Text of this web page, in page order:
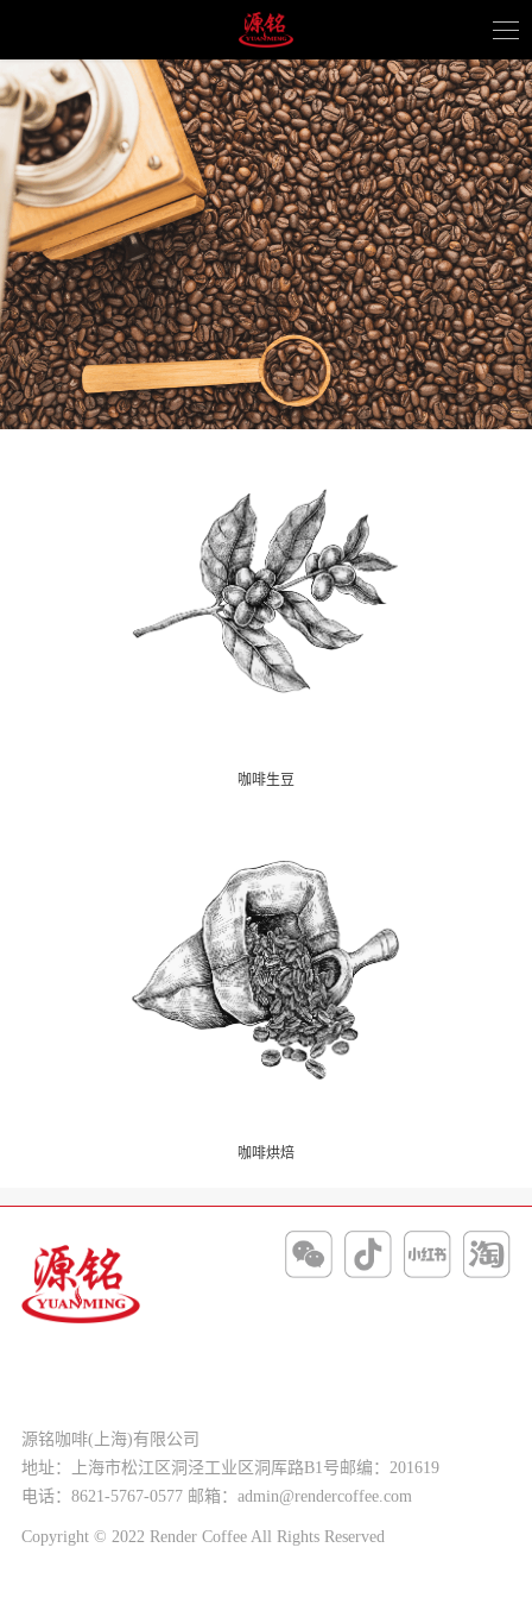
代加工
咖啡生豆
咖啡烘焙
源铭咖啡(上海)有限公司
地址：上海市松江区洞泾工业区洞厍路B1号 邮编：201619
电话：8621-5767-0577 邮箱：admin@rendercoffee.com
Copyright © 2022 Render Coffee All Rights Reserved